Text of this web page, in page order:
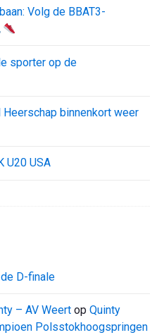
Volg de BBAT3-
sporter op de
binnenkort weer
U20 USA
D-finale
– AV Weert op Quinty
Polsstokhoogspringen